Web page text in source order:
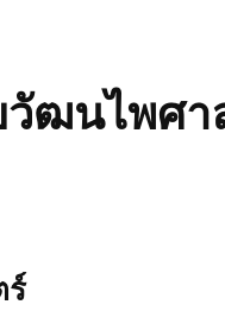
วัฒนไพศา
ร์